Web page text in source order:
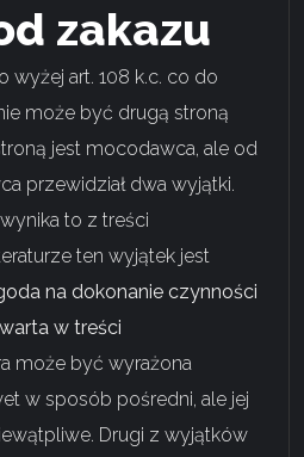
zakazu
wyżej art. 108 k.c. co do
może być drugą stroną
jest mocodawca, ale od
przewidział dwa wyjątki.
to z treści
ten wyjątek jest
na dokonanie czynności
w treści
może być wyrażona
w sposób pośredni, ale jej
Drugi z wyjątków